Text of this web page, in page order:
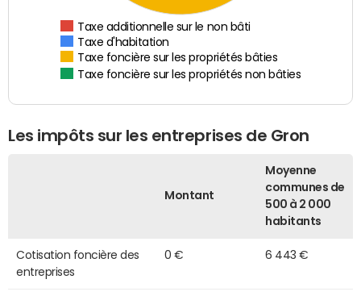
Taxe additionnelle sur le non bâti
Taxe d'habitation
Taxe foncière sur les propriétés bâties
Taxe foncière sur les propriétés non bâties
Les impôts sur les entreprises de Gron
Montant
Moyenne
communes de
500 à 2 000
habitants
Cotisation foncière des
entreprises
0 € 6 443 €